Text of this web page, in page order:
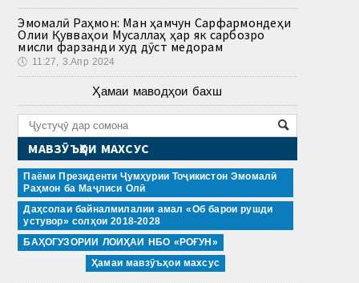
Эмомалӣ Раҳмон: Ман ҳамчун Сарфармондеҳи
Олии Қувваҳои Мусаллаҳ ҳар як сарбозро
мисли фарзанди худ дӯст медорам
🕔 11:27, 3.Апр 2024
Ҳамаи маводҳои бахш
МАВЗӮЪҲОИ МАХСУС
Паёми Президенти Ҷумҳурии Тоҷикистон Эмомалӣ
Раҳмон ба Маҷлиси Олӣ
Даҳсолаи байналмилалии амал «Об барои рушди
устувор» солҳои 2018-2028
БАҲОГУЗОРИИ ЛОИҲАИ НБО «РОҒУН»
Ҳамаи мавзӯъҳои махсус